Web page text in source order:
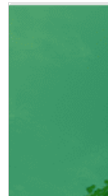
南面バルコニー